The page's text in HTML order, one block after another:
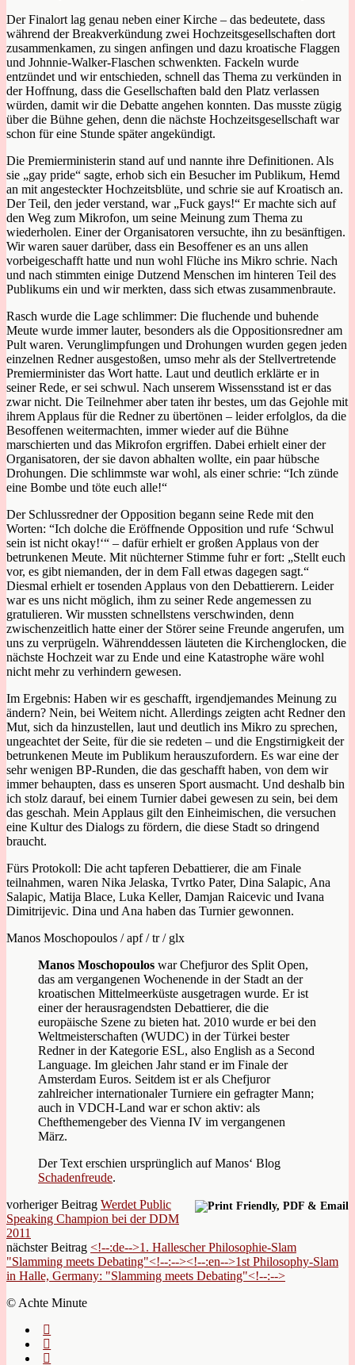
Der Finalort lag genau neben einer Kirche – das bedeutete, dass
während der Breakverkündung zwei Hochzeitsgesellschaften dort
zusammenkamen, zu singen anfingen und dazu kroatische Flaggen
und Johnnie-Walker-Flaschen schwenkten. Fackeln wurde
entzündet und wir entschieden, schnell das Thema zu verkünden in
der Hoffnung, dass die Gesellschaften bald den Platz verlassen
würden, damit wir die Debatte angehen konnten. Das musste zügig
über die Bühne gehen, denn die nächste Hochzeitsgesellschaft war
schon für eine Stunde später angekündigt.
Die Premierministerin stand auf und nannte ihre Definitionen. Als
sie „gay pride“ sagte, erhob sich ein Besucher im Publikum, Hemd
an mit angesteckter Hochzeitsblüte, und schrie sie auf Kroatisch an.
Der Teil, den jeder verstand, war „Fuck gays!“ Er machte sich auf
den Weg zum Mikrofon, um seine Meinung zum Thema zu
wiederholen. Einer der Organisatoren versuchte, ihn zu besänftigen.
Wir waren sauer darüber, dass ein Besoffener es an uns allen
vorbeigeschafft hatte und nun wohl Flüche ins Mikro schrie. Nach
und nach stimmten einige Dutzend Menschen im hinteren Teil des
Publikums ein und wir merkten, dass sich etwas zusammenbraute.
Rasch wurde die Lage schlimmer: Die fluchende und buhende
Meute wurde immer lauter, besonders als die Oppositionsredner am
Pult waren. Verunglimpfungen und Drohungen wurden gegen jeden
einzelnen Redner ausgestoßen, umso mehr als der Stellvertretende
Premierminister das Wort hatte. Laut und deutlich erklärte er in
seiner Rede, er sei schwul. Nach unserem Wissensstand ist er das
zwar nicht. Die Teilnehmer aber taten ihr bestes, um das Gejohle mit
ihrem Applaus für die Redner zu übertönen – leider erfolglos, da die
Besoffenen weitermachten, immer wieder auf die Bühne
marschierten und das Mikrofon ergriffen. Dabei erhielt einer der
Organisatoren, der sie davon abhalten wollte, ein paar hübsche
Drohungen. Die schlimmste war wohl, als einer schrie: “Ich zünde
eine Bombe und töte euch alle!“
Der Schlussredner der Opposition begann seine Rede mit den
Worten: “Ich dolche die Eröffnende Opposition und rufe ‘Schwul
sein ist nicht okay!‘“ – dafür erhielt er großen Applaus von der
betrunkenen Meute. Mit nüchterner Stimme fuhr er fort: „Stellt euch
vor, es gibt niemanden, der in dem Fall etwas dagegen sagt.“
Diesmal erhielt er tosenden Applaus von den Debattierern. Leider
war es uns nicht möglich, ihm zu seiner Rede angemessen zu
gratulieren. Wir mussten schnellstens verschwinden, denn
zwischenzeitlich hatte einer der Störer seine Freunde angerufen, um
uns zu verprügeln. Währenddessen läuteten die Kirchenglocken, die
nächste Hochzeit war zu Ende und eine Katastrophe wäre wohl
nicht mehr zu verhindern gewesen.
Im Ergebnis: Haben wir es geschafft, irgendjemandes Meinung zu
ändern? Nein, bei Weitem nicht. Allerdings zeigten acht Redner den
Mut, sich da hinzustellen, laut und deutlich ins Mikro zu sprechen,
ungeachtet der Seite, für die sie redeten – und die Engstirnigkeit der
betrunkenen Meute im Publikum herauszufordern. Es war eine der
sehr wenigen BP-Runden, die das geschafft haben, von dem wir
immer behaupten, dass es unseren Sport ausmacht. Und deshalb bin
ich stolz darauf, bei einem Turnier dabei gewesen zu sein, bei dem
das geschah. Mein Applaus gilt den Einheimischen, die versuchen
eine Kultur des Dialogs zu fördern, die diese Stadt so dringend
braucht.
Fürs Protokoll: Die acht tapferen Debattierer, die am Finale
teilnahmen, waren Nika Jelaska, Tvrtko Pater, Dina Salapic, Ana
Salapic, Matija Blace, Luka Keller, Damjan Raicevic und Ivana
Dimitrijevic. Dina und Ana haben das Turnier gewonnen.
Manos Moschopoulos / apf / tr / glx
Manos Moschopoulos war Chefjuror des Split Open,
das am vergangenen Wochenende in der Stadt an der
kroatischen Mittelmeerküste ausgetragen wurde. Er ist
einer der herausragendsten Debattierer, die die
europäische Szene zu bieten hat. 2010 wurde er bei den
Weltmeisterschaften (WUDC) in der Türkei bester
Redner in der Kategorie ESL, also English as a Second
Language. Im gleichen Jahr stand er im Finale der
Amsterdam Euros. Seitdem ist er als Chefjuror
zahlreicher internationaler Turniere ein gefragter Mann;
auch in VDCH-Land war er schon aktiv: als
Chefthemengeber des Vienna IV im vergangenen
März.
Der Text erschien ursprünglich auf Manos‘ Blog
Schadenfreude.
vorheriger Beitrag Werdet Public
Speaking Champion bei der DDM
2011
nächster Beitrag <!--:de-->1. Hallescher Philosophie-Slam
"Slamming meets Debating"<!--:--><!--:en-->1st Philosophy-Slam
in Halle, Germany: "Slamming meets Debating"<!--:-->
© Achte Minute